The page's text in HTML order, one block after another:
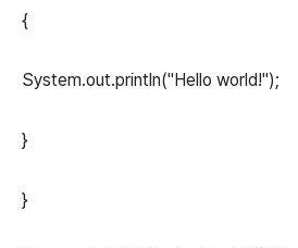
{
System.out.println("Hello world!");
}
}